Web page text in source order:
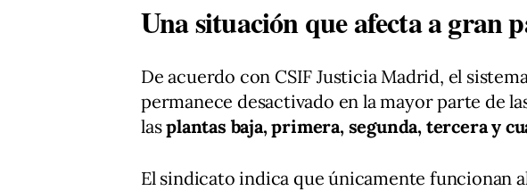
Una situación que afecta a gran
De acuerdo con CSIF Justicia Madrid, el
permanece desactivado en la mayor parte de
lasplantas baja, primera, segunda, tercera y
El sindicato indica que únicamente funcionan